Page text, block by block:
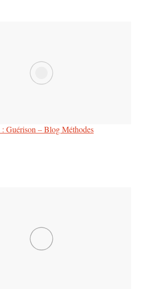
Guérison – Blog Méthodes